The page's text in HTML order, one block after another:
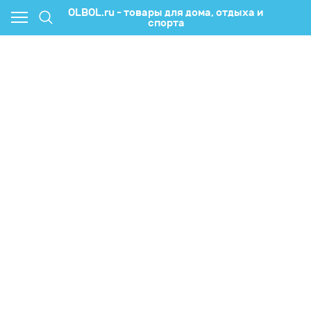
OLBOL.ru - товары для дома, отдыха и
спорта